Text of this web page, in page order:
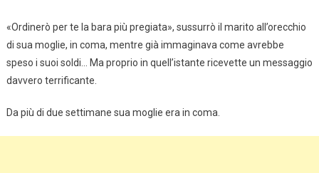
«Ordinerò per te la bara più pregiata», sussurrò il marito all’orecchio
di sua moglie, in coma, mentre già immaginava come avrebbe
speso i suoi soldi… Ma proprio in quell’istante ricevette un messaggio
davvero terrificante.
Da più di due settimane sua moglie era in coma.